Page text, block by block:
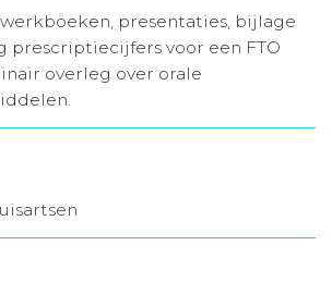
Inloggen
werkboeken, presentaties, bijlage
prescriptiecijfers voor een FTO
overleg over orale